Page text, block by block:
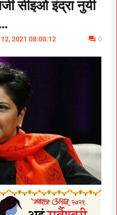
सीइओ इंद्रा नुयी
2021 08:00:12 0